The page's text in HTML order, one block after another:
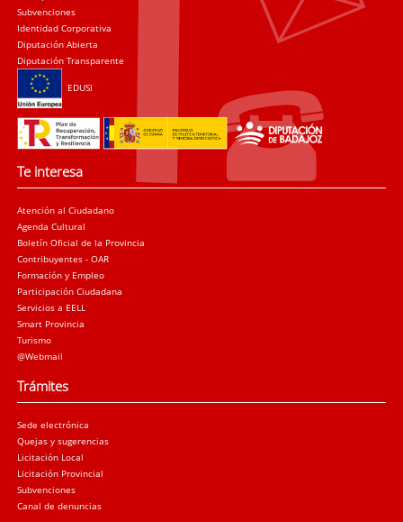
Subvenciones
Identidad Corporativa
Diputación Abierta
Diputación Transparente
EDUSI
Te interesa
Atención al Ciudadano
Agenda Cultural
Boletín Oficial de la Provincia
Contribuyentes - OAR
Formación y Empleo
Participación Ciudadana
Servicios a EELL
Smart Provincia
Turismo
@Webmail
Trámites
Sede electrónica
Quejas y sugerencias
Licitación Local
Licitación Provincial
Subvenciones
Canal de denuncias